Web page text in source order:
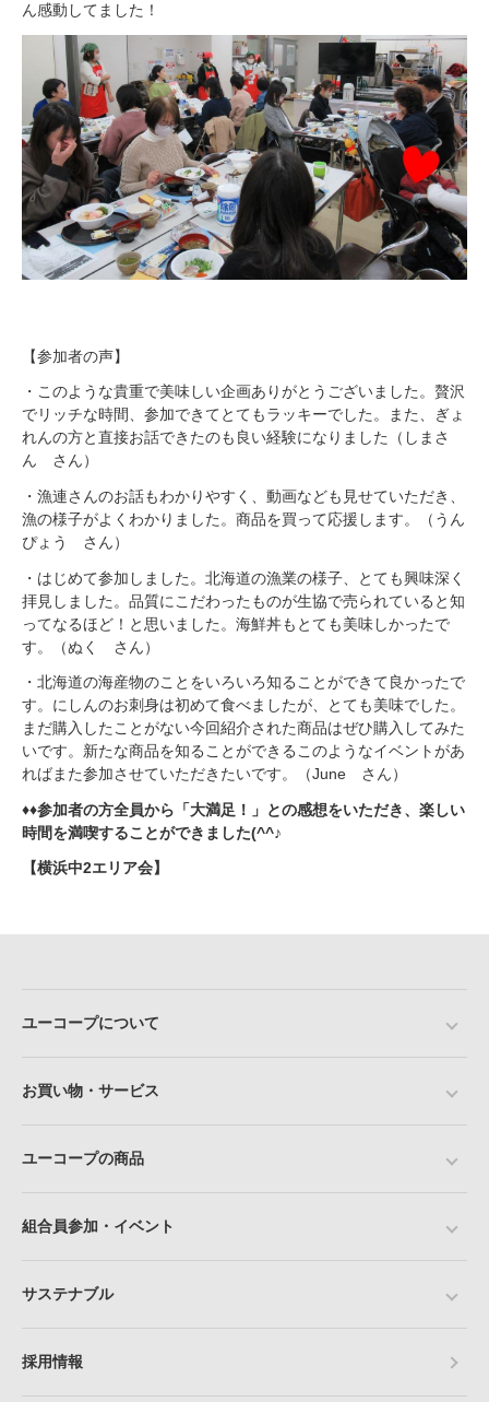
ん感動してました！
【参加者の声】
・このような貴重で美味しい企画ありがとうございました。贅沢
でリッチな時間、参加できてとてもラッキーでした。また、ぎょ
れんの方と直接お話できたのも良い経験になりました（しまさ
ん さん）
・漁連さんのお話もわかりやすく、動画なども見せていただき、
漁の様子がよくわかりました。商品を買って応援します。（うん
ぴょう さん）
・はじめて参加しました。北海道の漁業の様子、とても興味深く
拝見しました。品質にこだわったものが生協で売られていると知
ってなるほど！と思いました。海鮮丼もとても美味しかったで
す。（ぬく さん）
・北海道の海産物のことをいろいろ知ることができて良かったで
す。にしんのお刺身は初めて食べましたが、とても美味でした。
まだ購入したことがない今回紹介された商品はぜひ購入してみた
いです。新たな商品を知ることができるこのようなイベントがあ
ればまた参加させていただきたいです。（June さん）
♦♦参加者の方全員から「大満足！」との感想をいただき、楽しい
時間を満喫することができました(^^♪
【横浜中2エリア会】
ユーコープについて
お買い物・サービス
ユーコープの商品
組合員参加・イベント
サステナブル
採用情報